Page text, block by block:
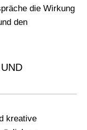
die Wirkung
den
kreative